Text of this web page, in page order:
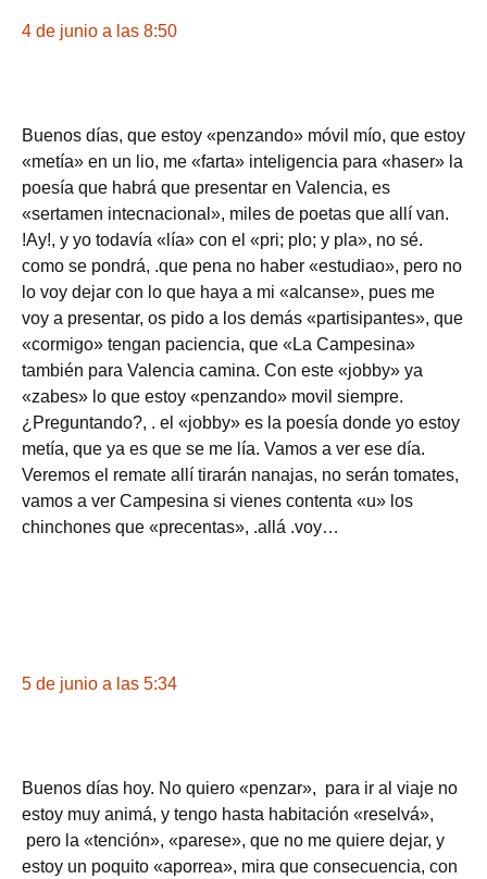
4 de junio a las 8:50
Buenos días, que estoy «penzando» móvil mío, que estoy
«metía» en un lio, me «farta» inteligencia para «haser» la
poesía que habrá que presentar en Valencia, es
«sertamen intecnacional», miles de poetas que allí van.
!Ay!, y yo todavía «lía» con el «pri; plo; y pla», no sé.
como se pondrá, .que pena no haber «estudiao», pero no
lo voy dejar con lo que haya a mi «alcanse», pues me
voy a presentar, os pido a los demás «partisipantes», que
«cormigo» tengan paciencia, que «La Campesina»
también para Valencia camina. Con este «jobby» ya
«zabes» lo que estoy «penzando» movil siempre.
¿Preguntando?, . el «jobby» es la poesía donde yo estoy
metía, que ya es que se me lía. Vamos a ver ese día.
Veremos el remate allí tirarán nanajas, no serán tomates,
vamos a ver Campesina si vienes contenta «u» los
chinchones que «precentas», .allá .voy…
5 de junio a las 5:34
Buenos días hoy. No quiero «penzar», para ir al viaje no
estoy muy animá, y tengo hasta habitación «reselvá»,
pero la «tención», «parese», que no me quiere dejar, y
estoy un poquito «aporrea», mira que consecuencia, con